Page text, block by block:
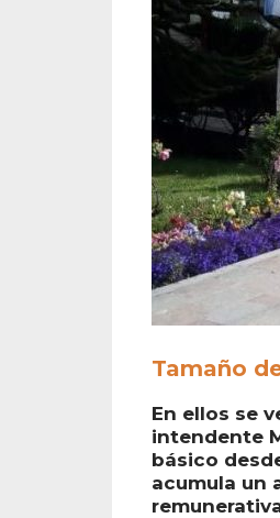
Tamaño
En ellos se
intendente
básico
acumula un